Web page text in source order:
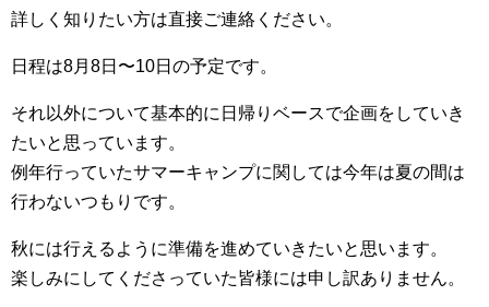
詳しく知りたい方は直接ご連絡ください。
日程は8月8日〜10日の予定です。
それ以外について基本的に日帰りベースで企画をしていき
たいと思っています。
例年行っていたサマーキャンプに関しては今年は夏の間は
行わないつもりです。
秋には行えるように準備を進めていきたいと思います。
楽しみにしてくださっていた皆様には申し訳ありません。